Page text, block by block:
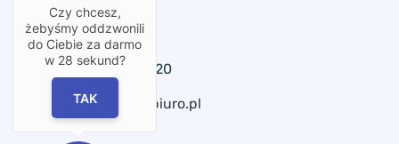
OxPublica Warszawa
+48 22 295 11 20
oxpublica@mbiuro.pl
Czy chcesz,
żebyśmy oddzwonili
do Ciebie za darmo
w 28 sekund?
TAK